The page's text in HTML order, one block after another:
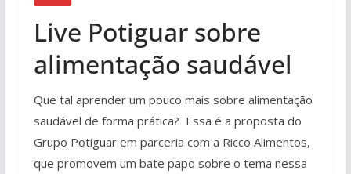
Live Potiguar sobre
alimentação saudável
Que tal aprender um pouco mais sobre alimentação
saudável de forma prática? Essa é a proposta do
Grupo Potiguar em parceria com a Ricco Alimentos,
que promovem um bate papo sobre o tema nessa